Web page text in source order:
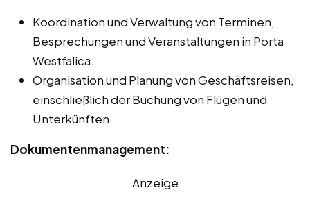
Koordination und Verwaltung von Terminen,
Besprechungen und Veranstaltungen in Porta
Westfalica.
Organisation und Planung von Geschäftsreisen,
einschließlich der Buchung von Flügen und
Unterkünften.
Dokumentenmanagement:
Anzeige